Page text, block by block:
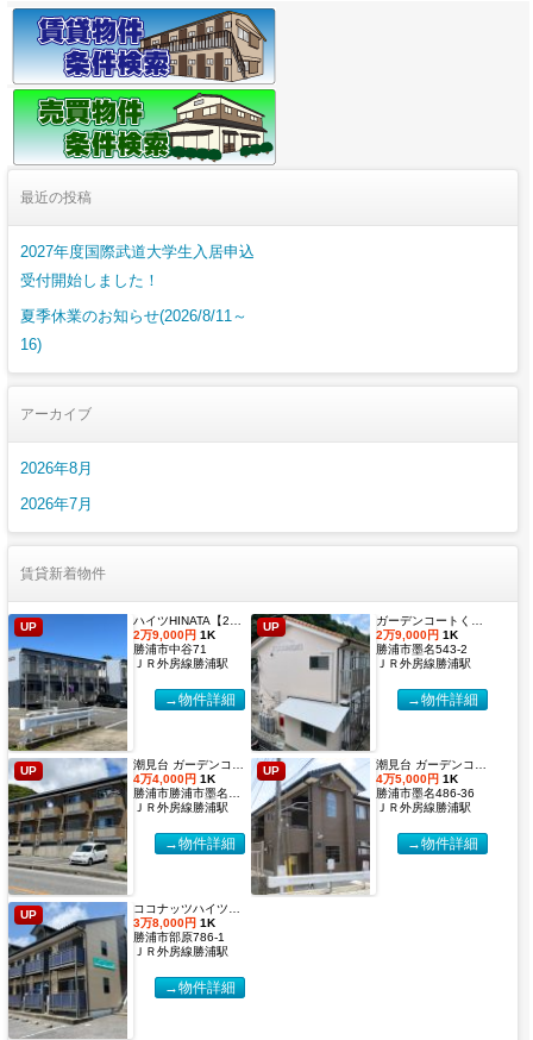
最近の投稿
2027年度国際武道大学生入居申込
受付開始しました！
夏季休業のお知らせ(2026/8/11～
16)
アーカイブ
2026年8月
2026年7月
賃貸新着物件
UP
ハイツHINATA【2027年度国際武道大学生 入居申込受付開始しました！】
2万9,000円 1K
勝浦市中谷71
ＪＲ外房線勝浦駅
→物件詳細
UP
ガーデンコートくすのき 【2027年度国際武道大学生 入居申込受付開始しました！】
2万9,000円 1K
勝浦市墨名543-2
ＪＲ外房線勝浦駅
→物件詳細
UP
潮見台 ガーデンコート２【2027年度国際武道大学生 入居申込受付開始しました！】
4万4,000円 1K
勝浦市勝浦市墨名486-32
ＪＲ外房線勝浦駅
→物件詳細
UP
潮見台 ガーデンコート【2027年度国際武道大学生 入居申込受付開始しました！】
4万5,000円 1K
勝浦市墨名486-36
ＪＲ外房線勝浦駅
→物件詳細
UP
ココナッツハイツ６【2027年度国際武道大学生 入居申込受付開始しました！】
3万8,000円 1K
勝浦市部原786-1
ＪＲ外房線勝浦駅
→物件詳細